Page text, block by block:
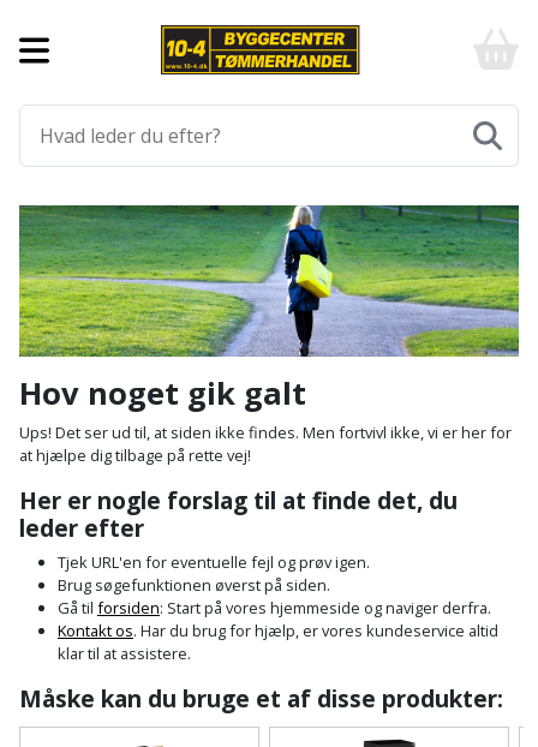
Aluprofiler
Armering
Asfalt
Befæstigelse
Byggeplader
Cement
og
mørtel
Damp-
og
vindspærre
Gulve
Fliser
og
klinker
Gulvtilbehør
Gulvunderlag
Gulvvarme
Laminatgulv
Vinylgulv
Værktøj
Afmærkning
Arbejdsbuk
Bærehåndtag
Båndstrammer
og
løftebånd
Blæselampe
Blindnitter
Elværktøj
Afkortersav
Arbejdsbord
Arbejdslamper
og
belysning
Arbejdsradio
Bajonetsav
Bajonetsavklinge
Havemaskiner
Buskrydder
Dykpumpe
Fejemaskine
Generator
Græstrimmer
Hækkeklipper
have
og
fritid
Affaldssortering
Affugter
Bålfad
bålsted
Maling
Afdækning
til
malerarbejde
Gulvplejemidler
VVS
Armatur
vandhaner
Beklædning
BørnOutlet
-
billigt
og
-
Klik
og
byg
Hov noget gik galt
Ups! Det ser ud til, at siden ikke findes. Men fortvivl ikke, vi er her for
at hjælpe dig tilbage på rette vej!
Her er nogle forslag til at finde det, du
leder efter
Tjek URL'en for eventuelle fejl og prøv igen.
Brug søgefunktionen øverst på siden.
Gå til forsiden: Start på vores hjemmeside og naviger derfra.
Kontakt os. Har du brug for hjælp, er vores kundeservice altid
klar til at assistere.
Måske kan du bruge et af disse produkter: